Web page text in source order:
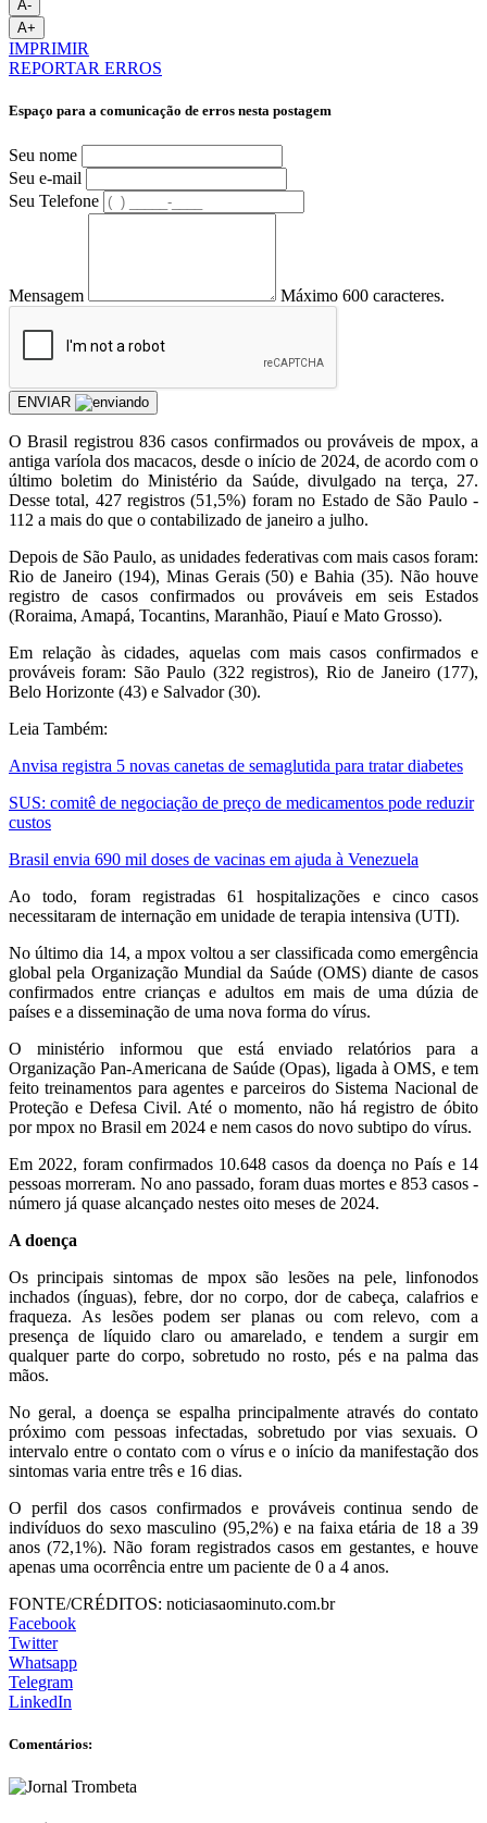
A-
A+
IMPRIMIR
REPORTAR ERROS
Espaço para a comunicação de erros nesta postagem
Seu nome
Seu e-mail
Seu Telefone
Mensagem Máximo 600 caracteres.
ENVIAR
OBrasil registrou 836 casos confirmados ou prováveis de mpox, a
antiga varíola dos macacos, desde o início de 2024, de acordo com o
último boletim do Ministério da Saúde, divulgado na terça, 27.
Desse total, 427 registros (51,5%) foram no Estado de São Paulo -
112 a mais do que o contabilizado de janeiro a julho.
Depois de São Paulo, as unidades federativas com mais casos foram:
Rio de Janeiro (194), Minas Gerais (50) e Bahia (35). Não houve
registro de casos confirmados ou prováveis em seis Estados
(Roraima, Amapá, Tocantins, Maranhão, Piauí e Mato Grosso).
Em relação às cidades, aquelas com mais casos confirmados e
prováveis foram: São Paulo (322 registros), Rio de Janeiro (177),
Belo Horizonte (43) e Salvador (30).
Leia Também:
Anvisa registra 5 novas canetas de semaglutida para tratar diabetes
SUS: comitê de negociação de preço de medicamentos pode reduzir
custos
Brasil envia 690 mil doses de vacinas em ajuda à Venezuela
Ao todo, foram registradas 61 hospitalizações e cinco casos
necessitaram de internação em unidade de terapia intensiva (UTI).
No último dia 14, a mpox voltou a ser classificada como emergência
global pela Organização Mundial da Saúde (OMS) diante de casos
confirmados entre crianças e adultos em mais de uma dúzia de
países e a disseminação de uma nova forma do vírus.
O ministério informou que está enviado relatórios para a
Organização Pan-Americana de Saúde (Opas), ligada à OMS, e tem
feito treinamentos para agentes e parceiros do Sistema Nacional de
Proteção e Defesa Civil. Até o momento, não há registro de óbito
por mpox no Brasil em 2024 e nem casos do novo subtipo do vírus.
Em 2022, foram confirmados 10.648 casos da doença no País e 14
pessoas morreram. No ano passado, foram duas mortes e 853 casos -
número já quase alcançado nestes oito meses de 2024.
A doença
Os principais sintomas de mpox são lesões na pele, linfonodos
inchados (ínguas), febre, dor no corpo, dor de cabeça, calafrios e
fraqueza. As lesões podem ser planas ou com relevo, com a
presença de líquido claro ou amarelado, e tendem a surgir em
qualquer parte do corpo, sobretudo no rosto, pés e na palma das
mãos.
No geral, a doença se espalha principalmente através do contato
próximo com pessoas infectadas, sobretudo por vias sexuais. O
intervalo entre o contato com o vírus e o início da manifestação dos
sintomas varia entre três e 16 dias.
O perfil dos casos confirmados e prováveis continua sendo de
indivíduos do sexo masculino (95,2%) e na faixa etária de 18 a 39
anos (72,1%). Não foram registrados casos em gestantes, e houve
apenas uma ocorrência entre um paciente de 0 a 4 anos.
FONTE/CRÉDITOS: noticiasaominuto.com.br
Facebook
Twitter
Whatsapp
Telegram
LinkedIn
Comentários: